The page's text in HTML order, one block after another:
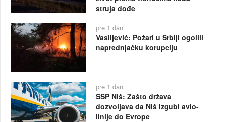
struja dođe
pre 1 dan
Vasiljević: Požari u Srbiji ogolili
naprednjačku korupciju
pre 1 dan
SSP Niš: Zašto država
dozvoljava da Niš izgubi avio-
linije do Evrope